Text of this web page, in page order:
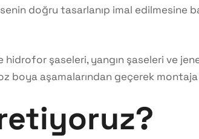
doğru tasarlanıp imal edilmesine
şaseleri, yangın şaseleri ve
boya aşamalarından geçerek